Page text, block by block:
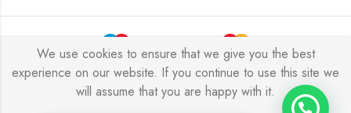
Tek Tıkla Ödeme Kolaylığı
Alukas © 2026 byPressLayoutsAll Rights Reserved.
We use cookies to ensure that we give you the best
experience on our website. If you continue to use this site we
will assume that you are happy with it.